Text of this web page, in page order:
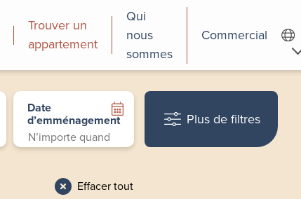
Trouver un
appartement
Qui
nous
sommes
Commercial
Date
d’emménagement
Effacer tout
Plus de filtres